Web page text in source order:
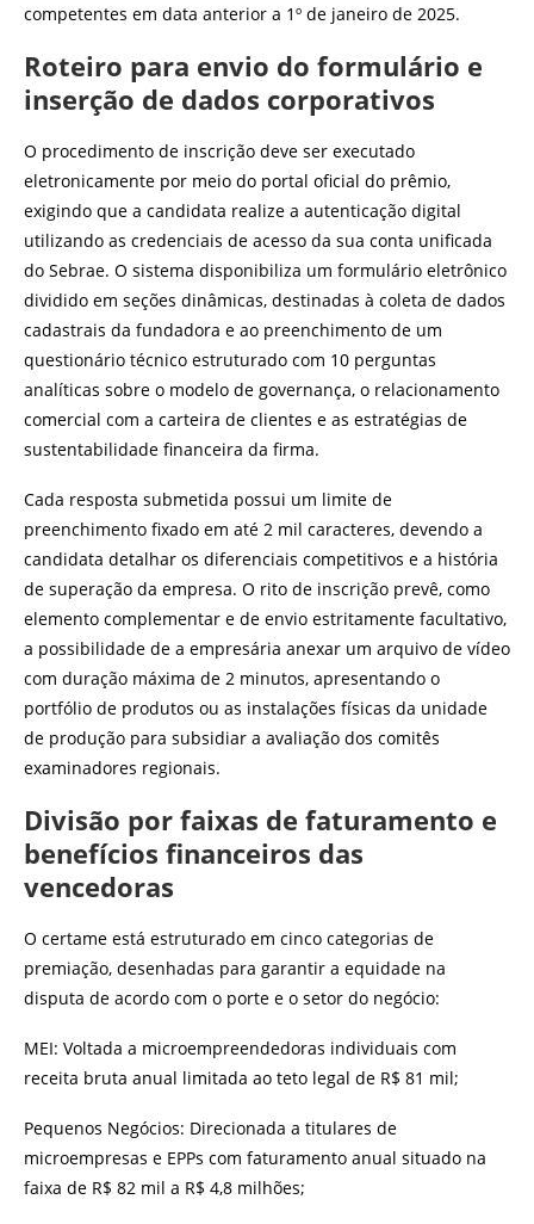
competentes em data anterior a 1º de janeiro de 2025.
Roteiro para envio do formulário e
inserção de dados corporativos
O procedimento de inscrição deve ser executado
eletronicamente por meio do portal oficial do prêmio,
exigindo que a candidata realize a autenticação digital
utilizando as credenciais de acesso da sua conta unificada
do Sebrae. O sistema disponibiliza um formulário eletrônico
dividido em seções dinâmicas, destinadas à coleta de dados
cadastrais da fundadora e ao preenchimento de um
questionário técnico estruturado com 10 perguntas
analíticas sobre o modelo de governança, o relacionamento
comercial com a carteira de clientes e as estratégias de
sustentabilidade financeira da firma.
Cada resposta submetida possui um limite de
preenchimento fixado em até 2 mil caracteres, devendo a
candidata detalhar os diferenciais competitivos e a história
de superação da empresa. O rito de inscrição prevê, como
elemento complementar e de envio estritamente facultativo,
a possibilidade de a empresária anexar um arquivo de vídeo
com duração máxima de 2 minutos, apresentando o
portfólio de produtos ou as instalações físicas da unidade
de produção para subsidiar a avaliação dos comitês
examinadores regionais.
Divisão por faixas de faturamento e
benefícios financeiros das
vencedoras
O certame está estruturado em cinco categorias de
premiação, desenhadas para garantir a equidade na
disputa de acordo com o porte e o setor do negócio:
MEI: Voltada a microempreendedoras individuais com
receita bruta anual limitada ao teto legal de R$ 81 mil;
Pequenos Negócios: Direcionada a titulares de
microempresas e EPPs com faturamento anual situado na
faixa de R$ 82 mil a R$ 4,8 milhões;